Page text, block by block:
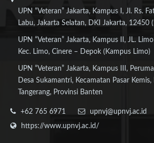
UPN “Veteran” Jakarta, Kampus I, Jl. Rs.
Labu, Jakarta Selatan, DKI Jakarta, 12450
UPN “Veteran” Jakarta, Kampus II, JL.
Kec. Limo, Cinere – Depok (Kampus Limo)
UPN “Veteran” Jakarta, Kampus III,
Desa Sukamantri, Kecamatan Pasar
Tangerang, Provinsi Banten
+62 765 6971
upnvj@upnvj.ac.id
https://www.upnvj.ac.id/